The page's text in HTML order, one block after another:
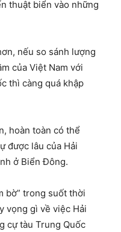
thuật biển vào những
nếu so sánh lượng
của Việt Nam với
thì càng quá khập
hoàn toàn có thể
được lâu của Hải
ở Biển Đông.
bờ” trong suốt thời
vọng gì về việc Hải
cự tàu Trung Quốc